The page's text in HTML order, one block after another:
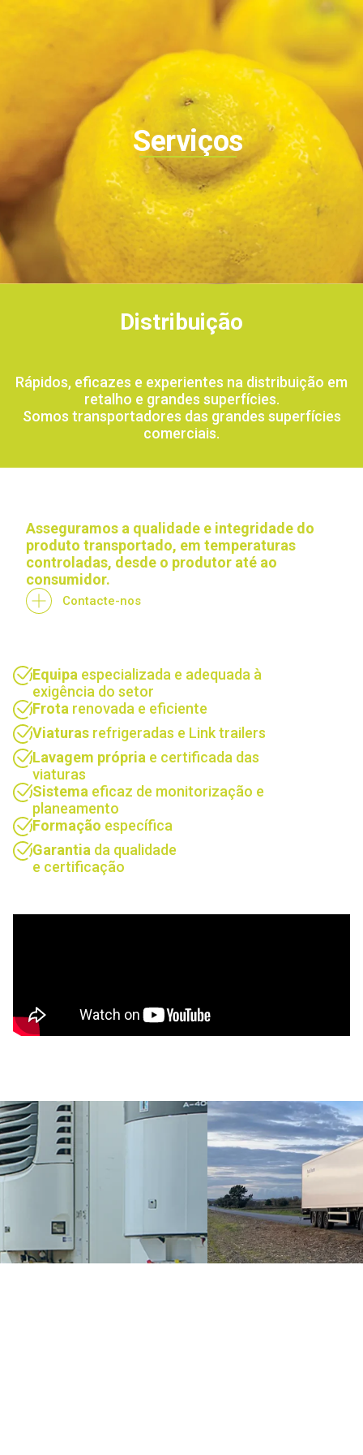
Serviços
Distribuição
Rápidos, eficazes e experientes na distribuição em
retalho e grandes superfícies.
Somos transportadores das grandes superfícies
comerciais.
Asseguramos a qualidade e integridade do
produto transportado, em temperaturas
controladas, desde o produtor até ao
consumidor.
Contacte-nos
Equipa especializada e adequada à
exigência do setor
Frota renovada e eficiente
Viaturas refrigeradas e Link trailers
Lavagem própria e certificada das
viaturas
Sistema eficaz de monitorização e
planeamento
Formação específica
Garantia da qualidade
e certificação